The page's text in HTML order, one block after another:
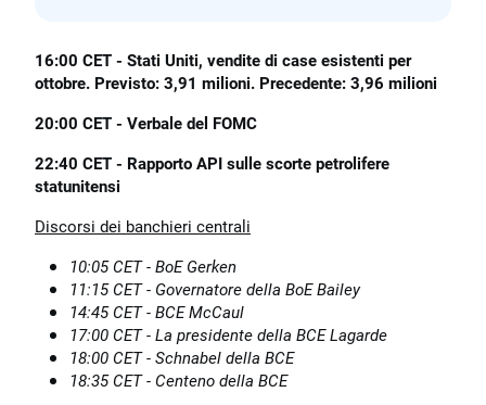
16:00 CET - Stati Uniti, vendite di case esistenti per
ottobre. Previsto: 3,91 milioni. Precedente: 3,96 milioni
20:00 CET - Verbale del FOMC
22:40 CET - Rapporto API sulle scorte petrolifere
statunitensi
Discorsi dei banchieri centrali
10:05 CET - BoE Gerken
11:15 CET - Governatore della BoE Bailey
14:45 CET - BCE McCaul
17:00 CET - La presidente della BCE Lagarde
18:00 CET - Schnabel della BCE
18:35 CET - Centeno della BCE